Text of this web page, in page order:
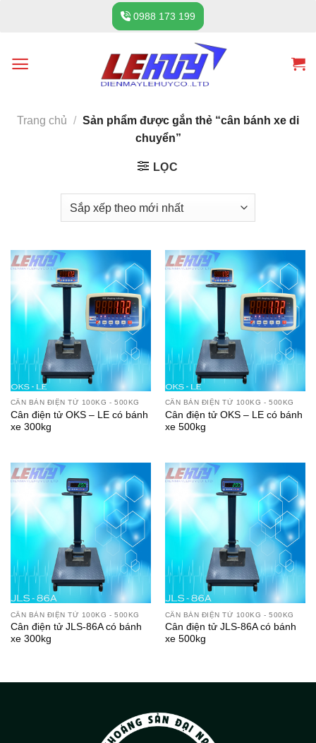
0988 173 199
Trang chủ / Sản phẩm được gắn thẻ “cân bánh xe di
chuyển”
LỌC
CÂN BÀN ĐIỆN TỬ 100KG - 500KG
Cân điện tử OKS – LE có bánh
xe 300kg
CÂN BÀN ĐIỆN TỬ 100KG - 500KG
Cân điện tử OKS – LE có bánh
xe 500kg
CÂN BÀN ĐIỆN TỬ 100KG - 500KG
Cân điện tử JLS-86A có bánh
xe 300kg
CÂN BÀN ĐIỆN TỬ 100KG - 500KG
Cân điện tử JLS-86A có bánh
xe 500kg